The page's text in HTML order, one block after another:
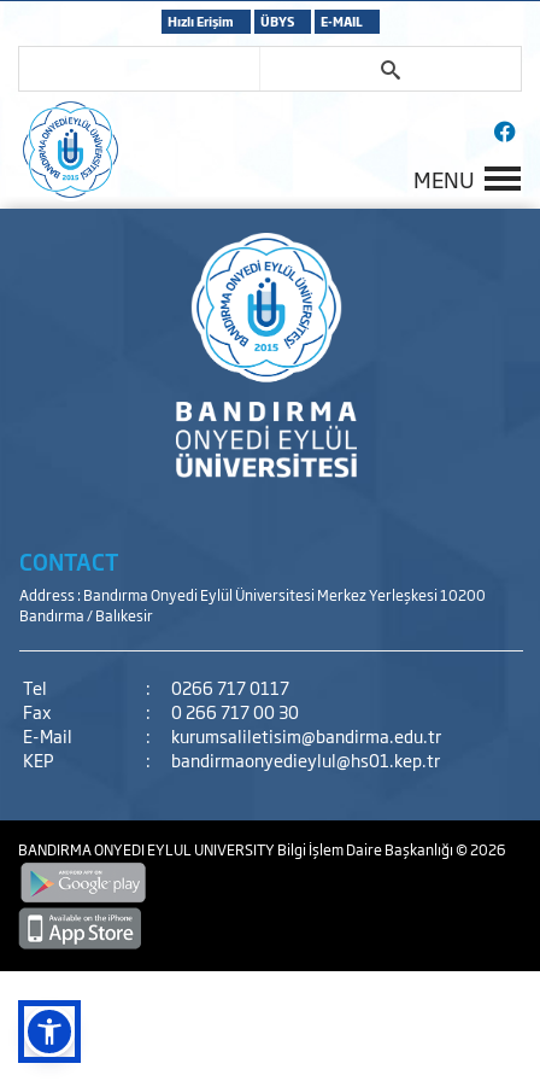
Hızlı Erişim ÜBYS E-MAIL
MENU
CONTACT
Address : Bandırma Onyedi Eylül Üniversitesi Merkez Yerleşkesi 10200
Bandırma / Balıkesir
Tel :
0266 717 0117
Fax
:
0 266 717 00 30
E-Mail
:
kurumsaliletisim@bandirma.edu.tr
KEP
: bandirmaonyedieylul@hs01.kep.tr
BANDIRMA ONYEDI EYLUL UNIVERSITY Bilgi İşlem Daire Başkanlığı© 2026